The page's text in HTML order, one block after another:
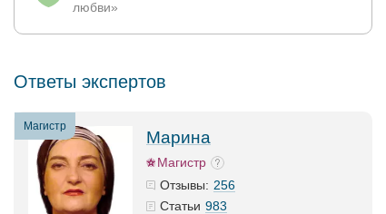
любви»
Ответы экспертов
Магистр
Марина
Магистр
Отзывы: 256
Статьи 983